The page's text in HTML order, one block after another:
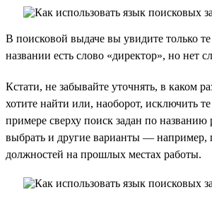
В поисковой выдаче вы увидите только
названии есть слово «директор», но нет
Кстати, не забывайте уточнять, в каком
хотите найти или, наоборот, исключить
примере сверху поиск задан по
выбрать и другие варианты — например,
должностей на прошлых местах работы.